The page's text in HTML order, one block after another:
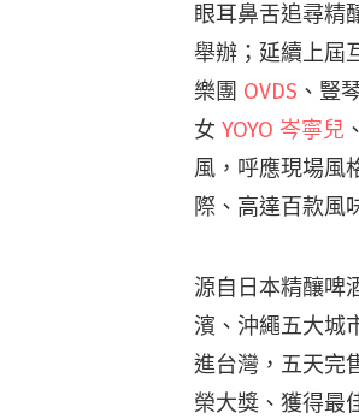
眼耳鼻舌追尋精
舉辦；延續上屆
樂團 OVDS 、豎
女 YOYO 岑寧兒
風，呼應現場風
際、高達百款風
源自日本精釀啤
濱、沖繩五大城
進台灣，五天完
榮大獎、獲得最